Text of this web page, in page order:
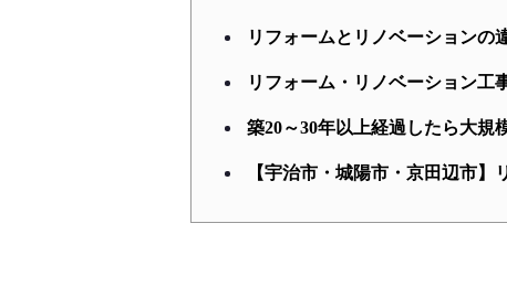
リフォームとリノベーションの
リフォーム・リノベーション工
築20～30年以上経過したら大規
【宇治市・城陽市・京田辺市